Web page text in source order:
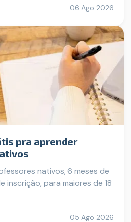
06 Ago 2026
pra aprender
nativos, 6 meses de
inscrição, para maiores de 18
05 Ago 2026